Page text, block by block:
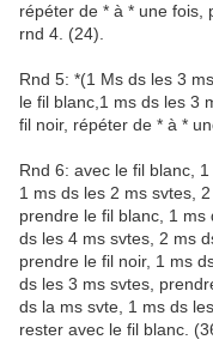
répéter de * à * une fois,
rnd 4. (24).
Rnd 5: *(1 Ms ds les 3
le fil blanc,1 ms ds les 3
fil noir, répéter de * à *
Rnd 6: avec le fil blanc,
1 ms ds les 2 ms svtes,
prendre le fil blanc, 1
ds les 4 ms svtes, 2 ms
prendre le fil noir, 1 ms
ds les 3 ms svtes,
ds la ms svte, 1 ms ds
rester avec le fil blanc.